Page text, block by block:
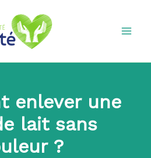
enlever une
lait sans
?